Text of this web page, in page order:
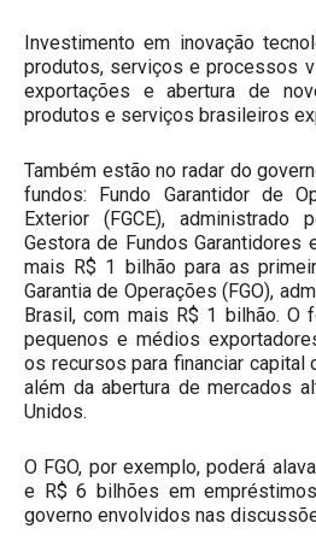
Investimento em inovação
produtos, serviços e processos
exportações e abertura de
produtos e serviços brasileiros
Também estão no radar do
fundos: Fundo Garantidor de
Exterior (FGCE), administrado
Gestora de Fundos Garantidores
mais R$ 1 bilhão para as
Garantia de Operações (FGO),
Brasil, com mais R$ 1 bilhão. O
pequenos e médios
os recursos para financiar capital
além da abertura de mercados
Unidos.
O FGO, por exemplo, poderá
e R$ 6 bilhões em
governo envolvidos nas